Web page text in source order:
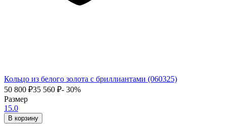
Кольцо из белого золота с бриллиантами (060325)
50 800 ₽35 560 ₽- 30%
Размер
15.0
В корзину